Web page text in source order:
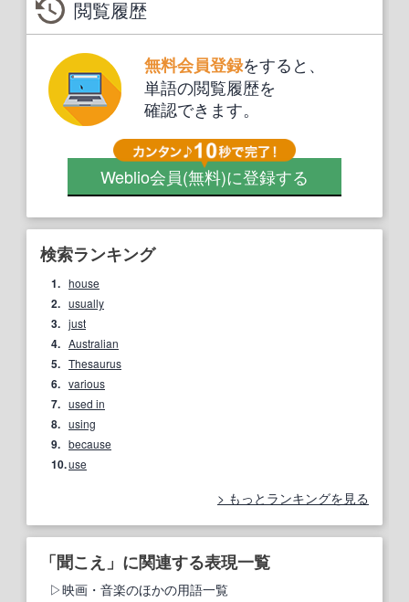
閲覧履歴
無料会員登録をすると、
単語の閲覧履歴を
確認できます。
Weblio会員(無料)に登録する
検索ランキング
1. house
2. usually
3. just
4. Australian
5. Thesaurus
6. various
7. used in
8. using
9. because
10.use
もっとランキングを見る
「聞こえ」に関連する表現一覧
映画・音楽のほかの用語一覧